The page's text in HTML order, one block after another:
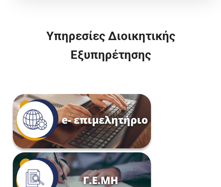
Υπηρεσίες Διοικητικής
Εξυπηρέτησης